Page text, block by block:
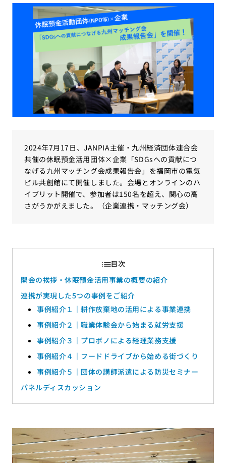
2024年7月17日、JANPIA主催・九州経済団体連合会
共催の休眠預金活用団体×企業「SDGsへの貢献につ
なげる九州マッチング会成果報告会」を福岡市の電気
ビル共創館にて開催しました。会場とオンラインのハ
イブリット開催で、参加者は150名を超え、関心の高
さがうかがえました。（企業連携・マッチング会）
開会の挨拶・休眠預金活用事業の概要の紹介
連携が実現した5つの事例をご紹介
事例紹介１｜耕作放棄地の活用による事業連携
事例紹介２｜職業体験会から始まる就労支援
事例紹介３｜プロボノによる経理業務支援
事例紹介４｜フードドライブから始める街づくり
事例紹介５｜団体の講師派遣による防災セミナー
パネルディスカッション